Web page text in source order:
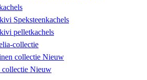
Speksteenkachels
pelletkachels
collectie
collectie Nieuw
collectie Nieuw